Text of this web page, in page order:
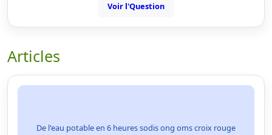
Voir l'Question
Articles
De l'eau potable en 6 heures sodis ong oms croix rouge